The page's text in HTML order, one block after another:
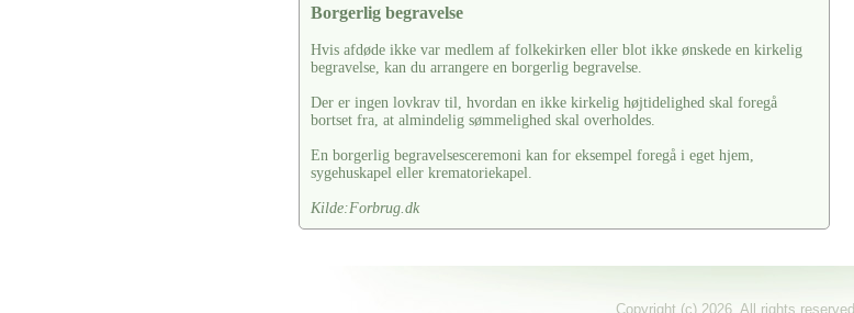
Borgerlig begravelse
Hvis afdøde ikke var medlem af folkekirken eller blot ikke ønskede en kirkelig
begravelse, kan du arrangere en borgerlig begravelse.
Der er ingen lovkrav til, hvordan en ikke kirkelig højtidelighed skal foregå
bortset fra, at almindelig sømmelighed skal overholdes.
En borgerlig begravelsesceremoni kan for eksempel foregå i eget hjem,
sygehuskapel eller krematoriekapel.
Kilde:Forbrug.dk
Copyright (c) 2026. All rights reserved.